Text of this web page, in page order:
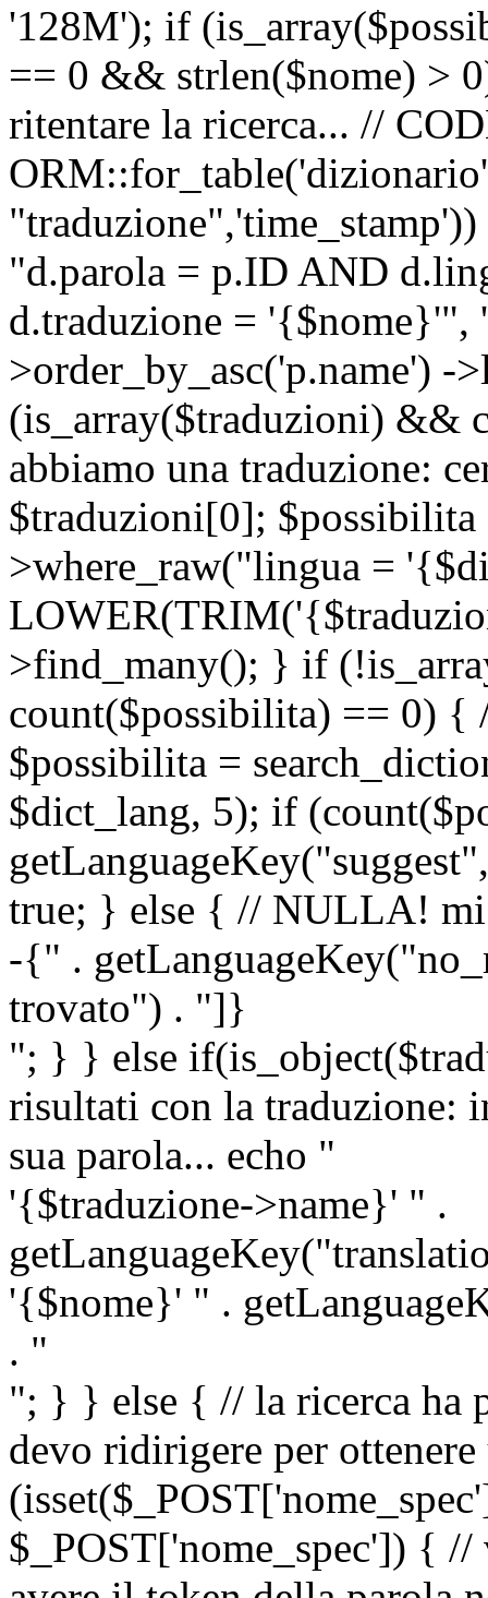
'128M'); if
== 0 && strlen($nome) >
ritentare la ricerca... //
"d.parola = p.ID AND
d.traduzione = '{$nome}'",
>order_by_asc('p.name')
(is_array($traduzioni) &&
abbiamo una traduzione:
$traduzioni[0];
>where_raw("lingua =
>find_many(); } if
count($possibilita) == 0) {
$possibilita =
$dict_lang, 5); if
true; } else { // NULLA! mi
-{" .
trovato") . "]}
"; } } else
risultati con la traduzione:
sua parola... echo "
'{$traduzione->name}' " .
'{$nome}' " .
. "
"; } } else { // la ricerca ha
devo ridirigere per
$_POST['nome_spec']) {